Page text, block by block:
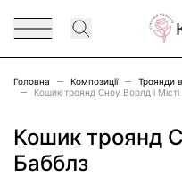
Головна Композиції
Троянди
Кошик троянд Сноу Ворлд і
Кошик троянд
Бабблз